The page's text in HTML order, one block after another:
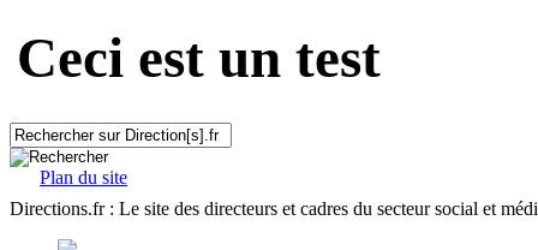
Ceci est un test
Plan du site
Directions.fr : Le site des directeurs et cadres du secteur social et